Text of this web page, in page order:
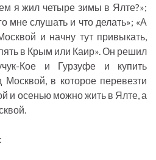
я жил четыре зимы в Ялте?»;
мне слушать и что делать»; «А
и начну тут привыкать,
в Крым или Каир». Он решил
Кое и Гурзуфе и купить
в которое перевезти
и осенью можно жить в Ялте, а